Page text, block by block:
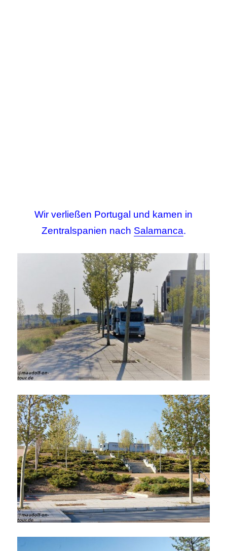
Wir verließen Portugal und kamen in
Zentralspanien nach Salamanca.